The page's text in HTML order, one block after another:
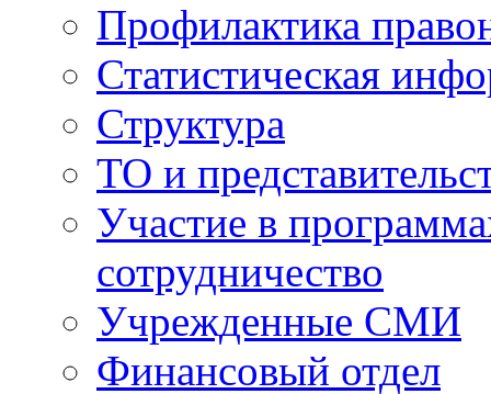
Профилактика
Статистическая
Структура
ТО и
Участие в
сотрудничество
Учрежденные СМИ
Финансовый отдел